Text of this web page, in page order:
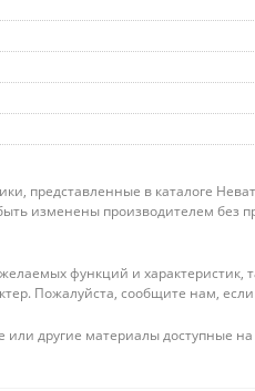
представленные в каталоге
изменены производителем
функций и
Пожалуйста, сообщите нам,
или другие материалы доступные